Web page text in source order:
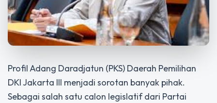
Profil Adang Daradjatun (PKS) Daerah Pemilihan
DKI Jakarta III menjadi sorotan banyak pihak.
Sebagai salah satu calon legislatif dari Partai